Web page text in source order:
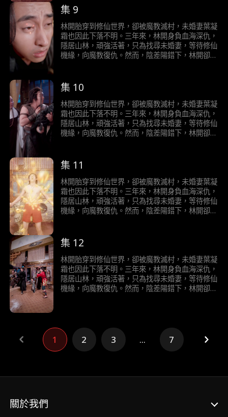
人，也憑藉個人魅力和無敵的實力，收服所有宗
門，最後發現魔教女帝冷清歡就是自己一直以來尋
找的未婚妻，葉凝霜。
漸與林開交心，被林開的正義之舉逐漸感化，最終
將男主當成他們真正的師弟，也主動和盤托出他們
是魔教的事實。而林開在早就猜出他們是魔教的情
況下，以一己之力，不計前嫌，明辨是非，成功帶
偏魔教眾人，引他們向善，同時懲治正道中的邪惡
行徑，還修仙世界太平。最終，在林開的努力下，
人，也憑藉個人魅力和無敵的實力，收服所有宗
門，最後發現魔教女帝冷清歡就是自己一直以來尋
找的未婚妻，葉凝霜。
歡願意收林開為弟子，只是看重林開身懷天道金
丹，可煉就大補仙丹。於是夥同魔教眾弟子，一邊
欺騙林開他們是正道，一邊只想加害林開，想將其
煉成大補仙丹用以療傷和提升修為。當林開在被魔
教眾人一次次加害後，修為反而一飛沖天，無人可
敵時，冷清歡和魔教弟子徹底慌了！用盡辦法隱瞞
漸與林開交心，被林開的正義之舉逐漸感化，最終
將男主當成他們真正的師弟，也主動和盤托出他們
是魔教的事實。而林開在早就猜出他們是魔教的情
況下，以一己之力，不計前嫌，明辨是非，成功帶
偏魔教眾人，引他們向善，同時懲治正道中的邪惡
行徑，還修仙世界太平。最終，在林開的努力下，
人，也憑藉個人魅力和無敵的實力，收服所有宗
門，最後發現魔教女帝冷清歡就是自己一直以來尋
找的未婚妻，葉凝霜。
集 9
林開胎穿到修仙世界，卻被魔教滅村，未婚妻葉凝
霜也因此下落不明。三年來，林開身負血海深仇，
隱居山林，頑強活著，只為找尋未婚妻，等待修仙
機緣，向魔教復仇。然而，陰差陽錯下，林開卻
歡願意收林開為弟子，只是看重林開身懷天道金
丹，可煉就大補仙丹。於是夥同魔教眾弟子，一邊
欺騙林開他們是正道，一邊只想加害林開，想將其
煉成大補仙丹用以療傷和提升修為。當林開在被魔
教眾人一次次加害後，修為反而一飛沖天，無人可
敵時，冷清歡和魔教弟子徹底慌了！用盡辦法隱瞞
漸與林開交心，被林開的正義之舉逐漸感化，最終
將男主當成他們真正的師弟，也主動和盤托出他們
是魔教的事實。而林開在早就猜出他們是魔教的情
況下，以一己之力，不計前嫌，明辨是非，成功帶
偏魔教眾人，引他們向善，同時懲治正道中的邪惡
行徑，還修仙世界太平。最終，在林開的努力下，
人，也憑藉個人魅力和無敵的實力，收服所有宗
門，最後發現魔教女帝冷清歡就是自己一直以來尋
找的未婚妻，葉凝霜。
集 10
林開胎穿到修仙世界，卻被魔教滅村，未婚妻葉凝
霜也因此下落不明。三年來，林開身負血海深仇，
隱居山林，頑強活著，只為找尋未婚妻，等待修仙
機緣，向魔教復仇。然而，陰差陽錯下，林開卻
歡願意收林開為弟子，只是看重林開身懷天道金
丹，可煉就大補仙丹。於是夥同魔教眾弟子，一邊
欺騙林開他們是正道，一邊只想加害林開，想將其
煉成大補仙丹用以療傷和提升修為。當林開在被魔
教眾人一次次加害後，修為反而一飛沖天，無人可
敵時，冷清歡和魔教弟子徹底慌了！用盡辦法隱瞞
漸與林開交心，被林開的正義之舉逐漸感化，最終
將男主當成他們真正的師弟，也主動和盤托出他們
是魔教的事實。而林開在早就猜出他們是魔教的情
況下，以一己之力，不計前嫌，明辨是非，成功帶
偏魔教眾人，引他們向善，同時懲治正道中的邪惡
行徑，還修仙世界太平。最終，在林開的努力下，
門，最後發現魔教女帝冷清歡就是自己一直以來尋
找的未婚妻，葉凝霜。
集 11
林開胎穿到修仙世界，卻被魔教滅村，未婚妻葉凝
霜也因此下落不明。三年來，林開身負血海深仇，
隱居山林，頑強活著，只為找尋未婚妻，等待修仙
機緣，向魔教復仇。然而，陰差陽錯下，林開卻
歡願意收林開為弟子，只是看重林開身懷天道金
丹，可煉就大補仙丹。於是夥同魔教眾弟子，一邊
欺騙林開他們是正道，一邊只想加害林開，想將其
煉成大補仙丹用以療傷和提升修為。當林開在被魔
教眾人一次次加害後，修為反而一飛沖天，無人可
敵時，冷清歡和魔教弟子徹底慌了！用盡辦法隱瞞
將男主當成他們真正的師弟，也主動和盤托出他們
是魔教的事實。而林開在早就猜出他們是魔教的情
況下，以一己之力，不計前嫌，明辨是非，成功帶
魔教弟子改邪歸正，修成正道金丹，逍遙魔宗也潛
門，最後發現魔教女帝冷清歡就是自己一直以來尋
集 12
林開胎穿到修仙世界，卻被魔教滅村，未婚妻葉凝
霜也因此下落不明。三年來，林開身負血海深仇，
隱居山林，頑強活著，只為找尋未婚妻，等待修仙
機緣，向魔教復仇。然而，陰差陽錯下，林開卻
丹，可煉就大補仙丹。於是夥同魔教眾弟子，一邊
欺騙林開他們是正道，一邊只想加害林開，想將其
煉成大補仙丹用以療傷和提升修為。當林開在被魔
他們是魔教，還是林開仇人的事實。在一次次魔教
將男主當成他們真正的師弟，也主動和盤托出他們
1 2 3 ... 7
關於我們